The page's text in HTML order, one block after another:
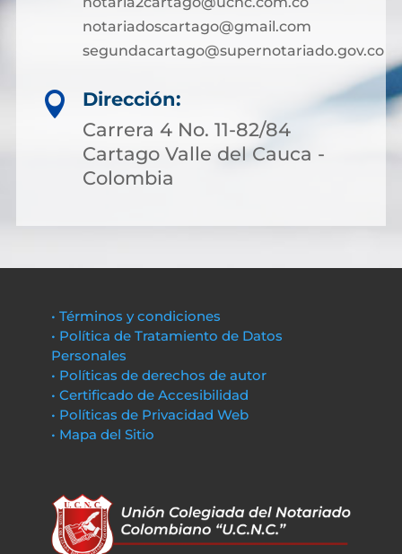
notariadoscartago@gmail.com
segundacartago@supernotariado.gov.co

Dirección:
Carrera 4 No. 11-82/84
Cartago Valle del Cauca -
Colombia
• Términos y condiciones
• Política de Tratamiento de Datos
Personales
• Políticas de derechos de autor
• Certificado de Accesibilidad
• Políticas de Privacidad Web
• Mapa del Sitio